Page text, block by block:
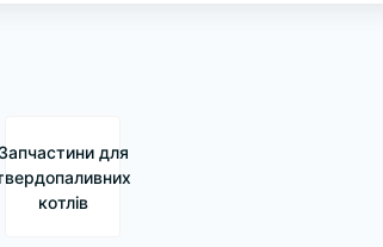
Запчастини для
котлів